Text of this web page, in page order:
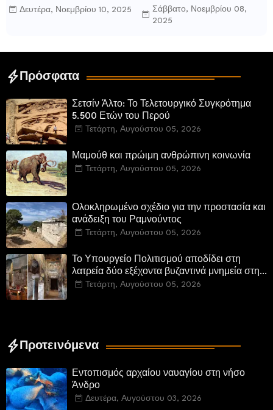
γράφει ο Δημήτρης Β.
Καρέλης
Δευτέρα, Νοεμβρίου 10, 2025
οχυρωμένη πόλη που
ιδρύθηκε από τους
Σάββατο, Νοεμβρίου 08,
2025
Πρόσφατα
Σετσίν Άλτο: Το Τελετουργικό Συγκρότημα
5.500 Ετών του Περού
Τετάρτη, Αυγούστου 05, 2026
Μαμούθ και πρώιμη ανθρώπινη κοινωνία
Τετάρτη, Αυγούστου 05, 2026
Ολοκληρωμένο σχέδιο για την προστασία και
ανάδειξη του Ραμνούντος
Τετάρτη, Αυγούστου 05, 2026
Το Υπουργείο Πολιτισμού αποδίδει στη
λατρεία δύο εξέχοντα βυζαντινά μνημεία στην
Καστοριά και έπεται το αποκαταστημένο
Τετάρτη, Αυγούστου 05, 2026
Προτεινόμενα
Εντοπισμός αρχαίου ναυαγίου στη νήσο
Άνδρο
Δευτέρα, Αυγούστου 03, 2026